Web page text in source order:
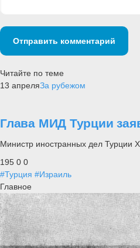
Отправить комментарий
Читайте по теме
13 апреляЗа рубежом
Глава МИД Турции
Министр иностранных дел Турции
195 0 0
#Турция #Израиль
Главное